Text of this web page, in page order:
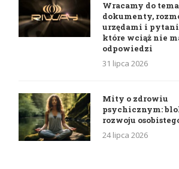
Wracamy do
dokumenty,
urzędami i
które wciąż nie
odpowiedzi
31 lipca 2026
Mity o zdrowiu
psychicznym:
rozwoju
24 lipca 2026